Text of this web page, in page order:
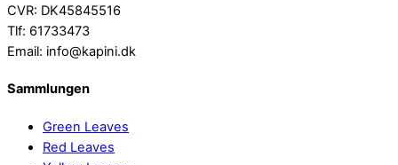
CVR: DK45845516
Tlf: 61733473
Email: info@kapini.dk
Sammlungen
Green Leaves
Red Leaves